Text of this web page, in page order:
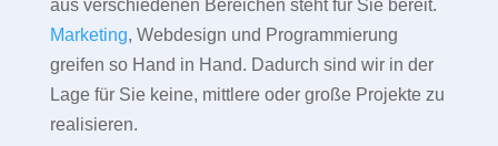
aus verschiedenen Bereichen steht für Sie bereit.
Marketing, Webdesign und Programmierung
greifen so Hand in Hand. Dadurch sind wir in der
Lage für Sie keine, mittlere oder große Projekte zu
realisieren.